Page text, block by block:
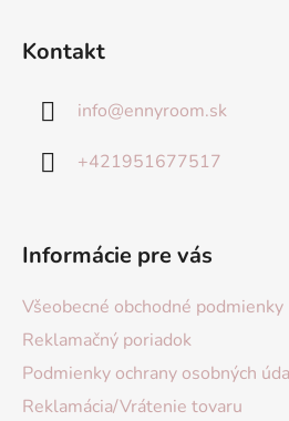
Kontakt
info@ennyroom.sk
+421951677517
Informácie pre vás
Všeobecné obchodné podmienky
Reklamačný poriadok
Podmienky ochrany osobných
Reklamácia/Vrátenie tovaru